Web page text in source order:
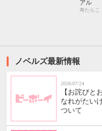
アル
寿たらこ
ノベルズ最新情報
2026/07/24
【お詫びと
なれがたい
ついて